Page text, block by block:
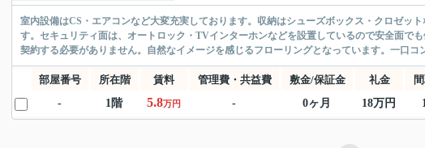
室内設備はCS・エアコンなど大変充実しております。収納はシューズボックス・クロゼッ
す。セキュリティ面は、オートロック・TVインターホンなどを設置しているので安全面で
契約する必要がありません。自然なイメージを感じるフローリングとなっています。一口コ
部屋番号 所在階 賃料 管理費・共益費 敷金/保証金 礼金
-
1階 5.8万円 - 0ヶ月 18万円